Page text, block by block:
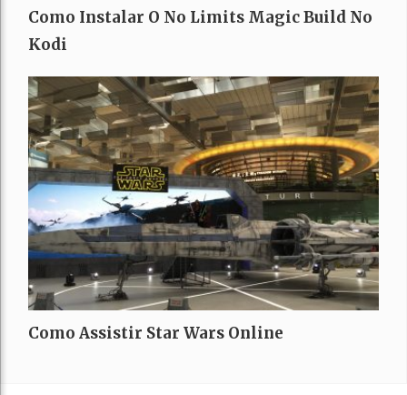
Como Instalar O No Limits Magic Build No
Kodi
Como Assistir Star Wars Online